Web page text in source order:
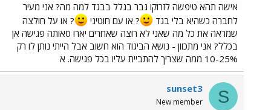
אישה תהא טיפשה לזרוקו גבר בגלל בבגד למה מה? אני מעיר
לחברה כשהיא בלי בגד
? או עם חוטיני
? או על חולצה
שמראה את כל מה שאני לא רוצה שאחרים יארו סאותה פגישה אן
בכלל? אני מתכוון - נושא הביגוד הוא חשוב אבל הייתי נותן לו רק
10-25% ממה שצריך להתביית עליו בכל פגישה. א
S
sunset3
New member